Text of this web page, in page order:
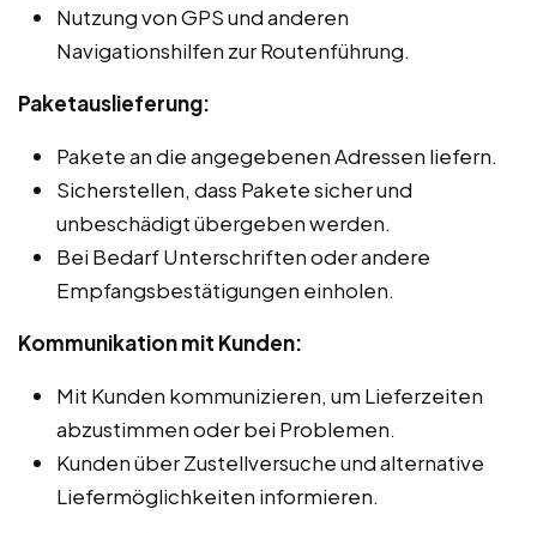
Nutzung von GPS und anderen
Navigationshilfen zur Routenführung.
Paketauslieferung:
Pakete an die angegebenen Adressen liefern.
Sicherstellen, dass Pakete sicher und
unbeschädigt übergeben werden.
Bei Bedarf Unterschriften oder andere
Empfangsbestätigungen einholen.
Kommunikation mit Kunden:
Mit Kunden kommunizieren, um Lieferzeiten
abzustimmen oder bei Problemen.
Kunden über Zustellversuche und alternative
Liefermöglichkeiten informieren.